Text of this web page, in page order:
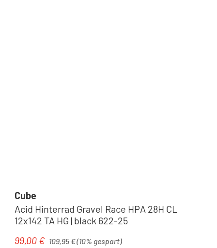
Cube
Acid Hinterrad Gravel Race HPA 28H CL
12x142 TA HG | black 622-25
Verkaufspreis:
99,00 € Regulärer Preis:
109,95 €(10% gespart)